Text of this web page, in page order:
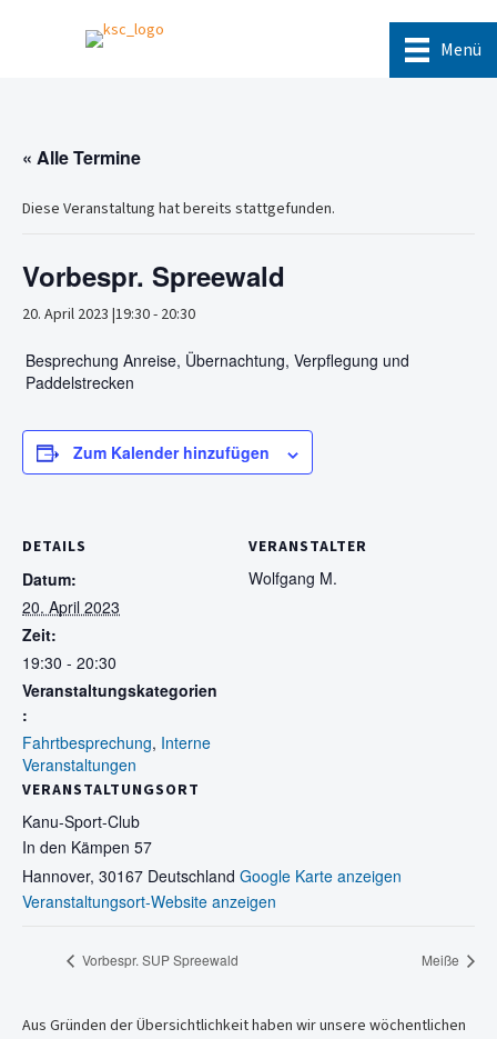
Menü
« Alle Termine
Diese Veranstaltung hat bereits stattgefunden.
Vorbespr. Spreewald
20. April 2023 |19:30- 20:30
Besprechung Anreise, Übernachtung, Verpflegung und
Paddelstrecken
Zum Kalender hinzufügen
DETAILS
Datum:
20. April 2023
Zeit:
19:30 - 20:30
Veranstaltungskategorien
:
Fahrtbesprechung, Interne
Veranstaltungen
VERANSTALTUNGSORT
Kanu-Sport-Club
In den Kämpen 57
Hannover, 30167 Deutschland Google Karte anzeigen
Veranstaltungsort-Website anzeigen
VERANSTALTER
Wolfgang M.
Vorbespr. SUP Spreewald Meiße
Aus Gründen der Übersichtlichkeit haben wir unsere wöchentlichen